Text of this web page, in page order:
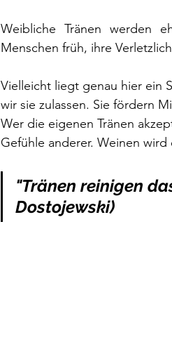
Weibliche Tränen werden
Menschen früh, ihre
Vielleicht liegt genau hier ein
wir sie zulassen. Sie fördern
Wer die eigenen Tränen
Gefühle anderer. Weinen
"Tränen reinigen
Dostojewski)